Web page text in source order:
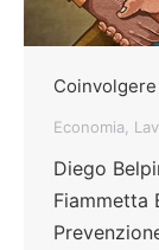
Economia
Diego
Fiammetta